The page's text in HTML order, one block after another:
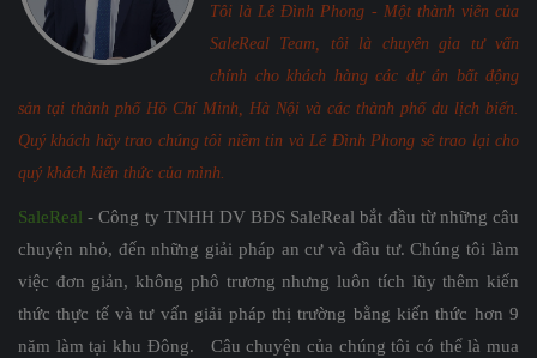
Tôi là Lê Đình Phong - Một thành viên của
SaleReal Team, tôi là chuyên gia tư vấn
chính cho khách hàng các dự án bất động
sản tại thành phố Hồ Chí Minh, Hà Nội và các thành phố du lịch biển.
Quý khách hãy trao chúng tôi niềm tin và Lê Đình Phong sẽ trao lại cho
quý khách kiến thức của mình.
SaleReal - Công ty TNHH DV BĐS SaleReal bắt đầu từ những câu
chuyện nhỏ, đến những giải pháp an cư và đầu tư. Chúng tôi làm
việc đơn giản, không phô trương nhưng luôn tích lũy thêm kiến
thức thực tế và tư vấn giải pháp thị trường bằng kiến thức hơn 9
năm làm tại khu Đông. Câu chuyện của chúng tôi có thể là mua